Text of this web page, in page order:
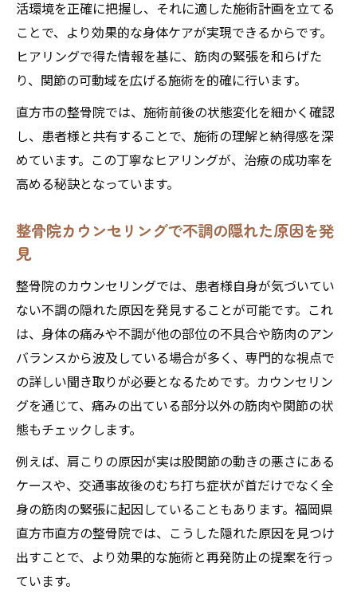
活環境を正確に把握し、それに適した施術計画を立てる
ことで、より効果的な身体ケアが実現できるからです。
ヒアリングで得た情報を基に、筋肉の緊張を和らげた
り、関節の可動域を広げる施術を的確に行います。
直方市の整骨院では、施術前後の状態変化を細かく確認
し、患者様と共有することで、施術の理解と納得感を深
めています。この丁寧なヒアリングが、治療の成功率を
高める秘訣となっています。
整骨院カウンセリングで不調の隠れた原因を発
見
整骨院のカウンセリングでは、患者様自身が気づいてい
ない不調の隠れた原因を発見することが可能です。これ
は、身体の痛みや不調が他の部位の不具合や筋肉のアン
バランスから波及している場合が多く、専門的な視点で
の詳しい聞き取りが必要となるためです。カウンセリン
グを通じて、痛みの出ている部分以外の筋肉や関節の状
態もチェックします。
例えば、肩こりの原因が実は股関節の動きの悪さにある
ケースや、交通事故後のむち打ち症状が首だけでなく全
身の筋肉の緊張に起因していることもあります。福岡県
直方市直方の整骨院では、こうした隠れた原因を見つけ
出すことで、より効果的な施術と再発防止の提案を行っ
ています。